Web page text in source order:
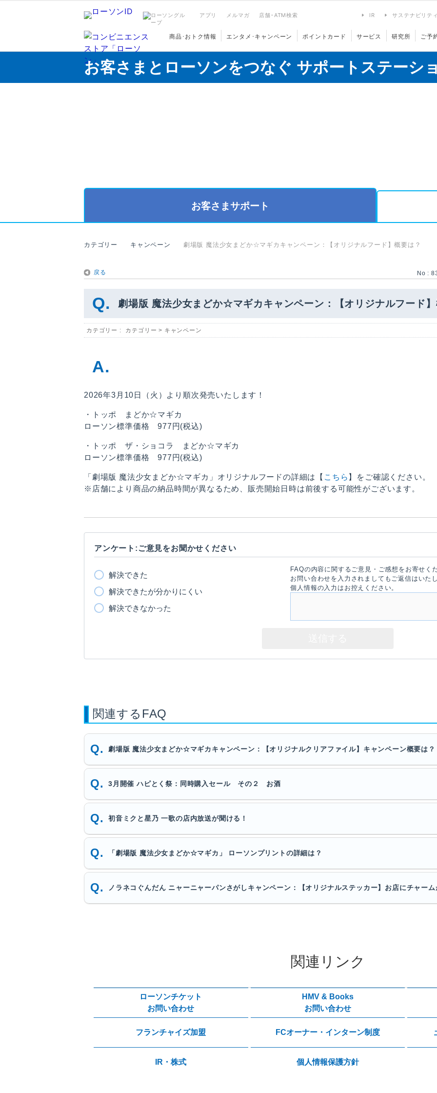
アプリ メルマガ 店舗･ATM検索 IR サステナビリティ
商品･おトク情報 エンタメ･キャンペーン ポイントカード サービス 研究所 ご予
お客さまとローソンをつなぐ サポートステーシ
お客さまサポート
カテゴリー キャンペーン 劇場版 魔法少女まどか☆マギカキャンペーン：【オリジナルフード】概要は？
戻る No :
劇場版 魔法少女まどか☆マギカキャンペーン：【オリジナルフード】
カテゴリー : カテゴリー > キャンペーン
2026年3月10日（火）より順次発売いたします！
・トッポ まどか☆マギカ
ローソン標準価格 977円(税込)
・トッポ ザ・ショコラ まどか☆マギカ
ローソン標準価格 977円(税込)
「劇場版 魔法少女まどか☆マギカ」オリジナルフードの詳細は【 こちら 】をご確認ください。
※店舗により商品の納品時間が異なるため、販売開始日時は前後する可能性がございます。
アンケート:ご意見をお聞かせください
解決できた
解決できたが分かりにくい
解決できなかった
FAQの内容に関するご意見・ご感想をお寄せく
お問い合わせを入力されましてもご返信はいた
個人情報の入力はお控えください。
関連するFAQ
劇場版 魔法少女まどか☆マギカキャンペーン：【オリジナルクリアファイル】キャンペーン概要は？
3月開催 ハピとく祭：同時購入セール その２ お酒
初音ミクと星乃 一歌の店内放送が聞ける！
「劇場版 魔法少女まどか☆マギカ」 ローソンプリントの詳細は？
ノラネコぐんだん ニャーニャーパンさがしキャンペーン：【オリジナルステッカー】お店にチャー
関連リンク
ローソンチケット
お問い合わせ
HMV & Books
お問い合わせ
フランチャイズ加盟 FCオーナー・インターン制度
IR・株式 個人情報保護方針